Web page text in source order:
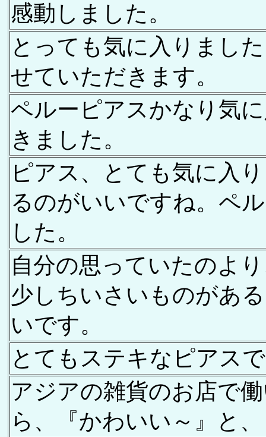
感動しました。
とっても気に入りまし
せていただきます。
ペルーピアスかなり気
きました。
ピアス、とても気に入
るのがいいですね。ペ
した。
自分の思っていたのよ
少しちいさいものがあ
いです。
とてもステキなピアス
アジアの雑貨のお店で
ら、『かわいい～』と